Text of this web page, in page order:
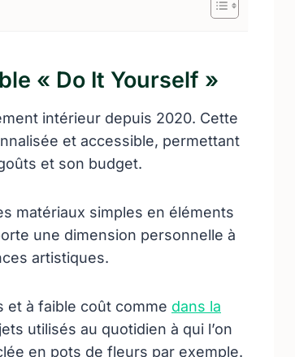
« Do It Yourself »
intérieur depuis 2020. Cette
et accessible, permettant
et son budget.
matériaux simples en éléments
une dimension personnelle à
artistiques.
et à faible coût comme dans la
utilisés au quotidien à qui l’on
en pots de fleurs par exemple.